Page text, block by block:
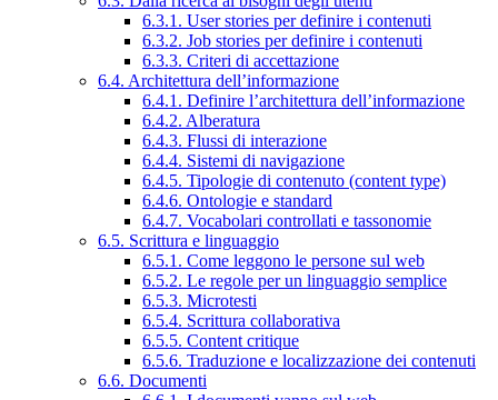
6.3.1. User stories per definire i contenuti
6.3.2. Job stories per definire i contenuti
6.3.3. Criteri di accettazione
6.4. Architettura dell’informazione
6.4.1. Definire l’architettura dell’informazione
6.4.2. Alberatura
6.4.3. Flussi di interazione
6.4.4. Sistemi di navigazione
6.4.5. Tipologie di contenuto (content type)
6.4.6. Ontologie e standard
6.4.7. Vocabolari controllati e tassonomie
6.5. Scrittura e linguaggio
6.5.1. Come leggono le persone sul web
6.5.2. Le regole per un linguaggio semplice
6.5.3. Microtesti
6.5.4. Scrittura collaborativa
6.5.5. Content critique
6.5.6. Traduzione e localizzazione dei contenuti
6.6. Documenti